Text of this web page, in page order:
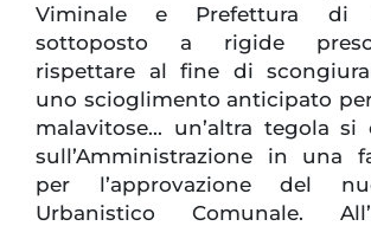
Viminale e Prefettura di
sottoposto a rigide
rispettare al fine di
uno scioglimento anticipato
malavitose... un’altra tegola
sull’Amministrazione in una
per l’approvazione del
Urbanistico Comunale.